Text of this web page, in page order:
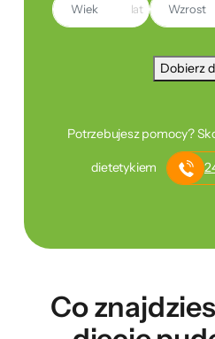
lat
Dobierz
Potrzebujesz pomocy?
dietetykiem
Co